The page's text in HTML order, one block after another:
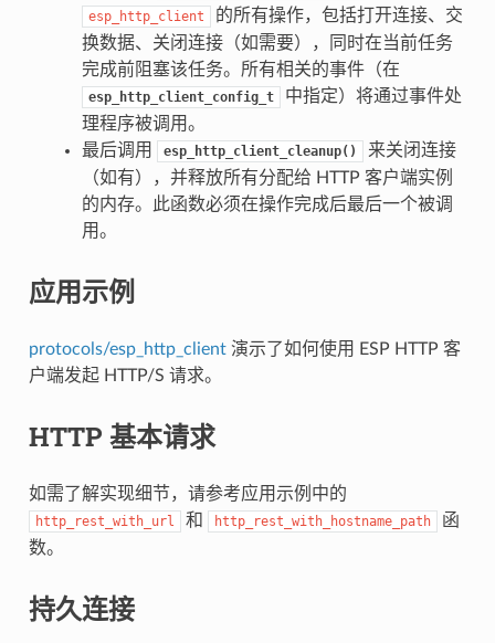
esp_http_client
的所有操作，包括打开连接、交
换数据、关闭连接（如需要），同时在当前任务
完成前阻塞该任务。所有相关的事件（在
esp_http_client_config_t
中指定）将通过事件处
理程序被调用。
最后调用
esp_http_client_cleanup()
来关闭连接
（如有），并释放所有分配给 HTTP 客户端实例
的内存。此函数必须在操作完成后最后一个被调
用。
应用示例
protocols/esp_http_client演示了如何使用 ESP HTTP 客
户端发起 HTTP/S 请求。
HTTP 基本请求
如需了解实现细节，请参考应用示例中的
http_rest_with_url 和 http_rest_with_hostname_path
函
数。
持久连接